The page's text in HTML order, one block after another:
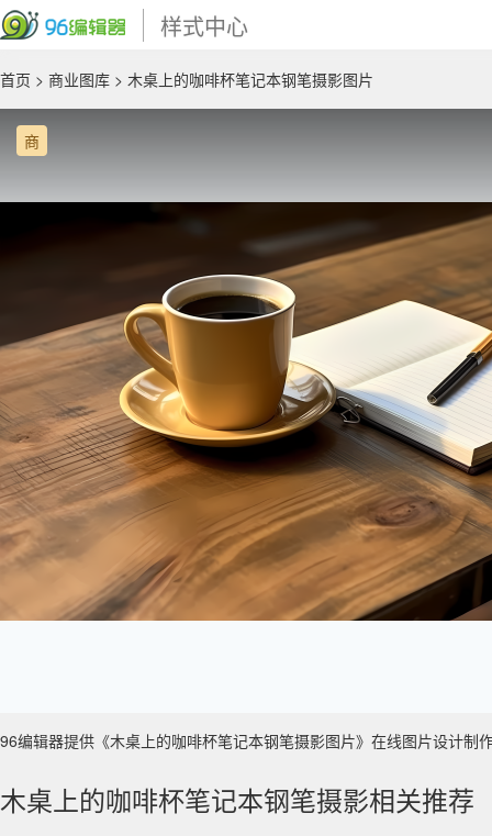
样式中心
首页 > 商业图库 > 木桌上的咖啡杯笔记本钢笔摄影图片
商
96编辑器提供《木桌上的咖啡杯笔记本钢笔摄影图片》在线图片设计
木桌上的咖啡杯笔记本钢笔摄影相关推荐